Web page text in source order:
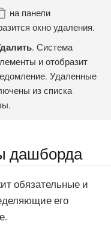
на панели
окно удаления.
. Система
и отобразит
Удаленные
из списка
дашборда
обязательные и
его